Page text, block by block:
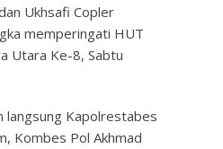
Ukhsafi Copler
memperingati HUT
Utara Ke-8, Sabtu
langsung Kapolrestabes
Kombes Pol Akhmad